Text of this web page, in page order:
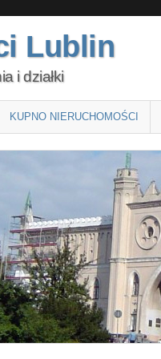
Lublin
i działki
KUPNO NIERUCHOMOŚCI